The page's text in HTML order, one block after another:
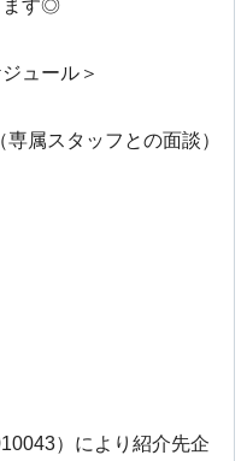
ます◎
ュール＞
属スタッフとの面談）
）により紹介先企